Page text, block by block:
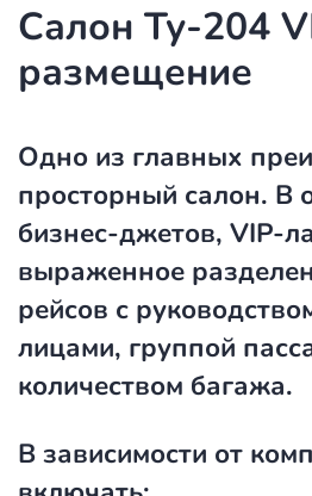
Салон Ту-204
размещение
Одно из главных
просторный салон. В
бизнес-джетов, VIP-
выраженное
рейсов с
лицами, группой
количеством багажа.
В зависимости от